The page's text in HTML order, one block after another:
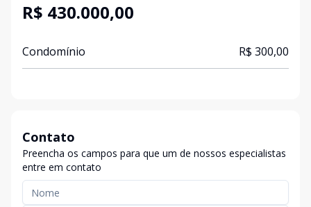
R$ 430.000,00
Condomínio R$ 300,00
Contato
Preencha os campos para que um de nossos especialistas
entre em contato